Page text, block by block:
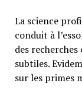
La science
conduit à
des
subtiles.
sur les primes